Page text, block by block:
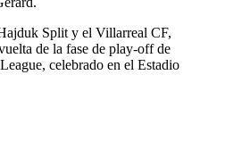
Split y el Villarreal CF,
de la fase de play-off de
celebrado en el Estadio